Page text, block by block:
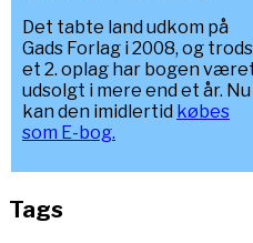
Det tabte land udkom på
Gads Forlag i 2008, og trods
et 2. oplag har bogen
udsolgt i mere end et år. Nu
kan den imidlertid købes
som E-bog.
Tags